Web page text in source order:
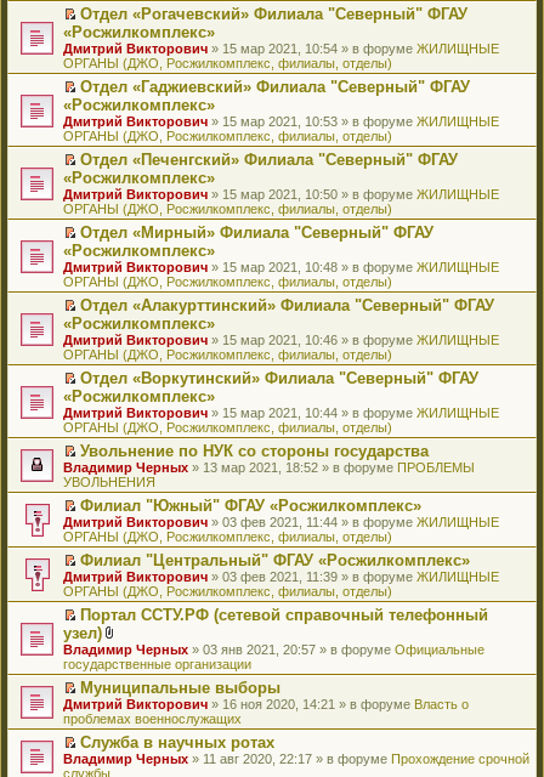
и
ю
о
б
щ
е
н
и
ю
о
м
у
с
о
о
б
щ
е
н
и
ю
и
т
а
н
н
о
м
у
с
о
о
б
щ
е
н
и
ю
е
п
р
о
ч
и
т
а
н
н
о
м
у
с
о
о
б
щ
е
н
и
ю
м
у
н
е
п
р
о
ч
и
т
а
н
н
о
м
у
с
о
о
б
щ
е
н
и
ю
е
р
о
м
у
н
п
р
о
ч
т
а
н
н
м
у
с
о
б
щ
е
н
ю
й
т
к
п
е
р
о
м
у
н
п
р
о
ч
т
а
н
н
м
у
с
о
б
щ
е
н
и
ю
П
р
е
й
т
к
п
е
р
о
м
у
н
п
р
о
ч
т
а
н
н
м
у
с
о
о
б
щ
е
н
и
ю
Отдел «Рогачевский» Филиала "Северный" ФГАУ
«Росжилкомплекс»
Дмитрий Викторович » 15 мар 2021, 10:54 » в форуме ЖИЛИЩНЫЕ
ОРГАНЫ (ДЖО, Росжилкомплекс, филиалы, отделы)
П
р
е
й
т
к
п
е
р
о
м
у
н
п
р
о
ч
т
а
н
н
о
м
у
с
о
о
б
щ
е
н
и
ю
Отдел «Гаджиевский» Филиала "Северный" ФГАУ
«Росжилкомплекс»
Дмитрий Викторович » 15 мар 2021, 10:53 » в форуме ЖИЛИЩНЫЕ
ОРГАНЫ (ДЖО, Росжилкомплекс, филиалы, отделы)
П
р
е
й
т
к
п
е
р
о
м
у
н
п
р
о
ч
и
т
а
н
н
о
м
у
с
о
о
б
щ
е
н
и
ю
Отдел «Печенгский» Филиала "Северный" ФГАУ
«Росжилкомплекс»
Дмитрий Викторович » 15 мар 2021, 10:50 » в форуме ЖИЛИЩНЫЕ
ОРГАНЫ (ДЖО, Росжилкомплекс, филиалы, отделы)
П
р
е
й
т
к
п
е
р
о
м
у
н
е
п
р
о
ч
и
т
а
н
н
о
м
у
с
о
о
б
щ
е
н
и
Отдел «Мирный» Филиала "Северный" ФГАУ
«Росжилкомплекс»
Дмитрий Викторович » 15 мар 2021, 10:48 » в форуме ЖИЛИЩНЫЕ
ОРГАНЫ (ДЖО, Росжилкомплекс, филиалы, отделы)
П
р
е
й
т
к
п
е
р
в
о
м
у
н
е
п
р
о
ч
и
т
а
н
н
о
м
у
с
о
о
Отдел «Алакурттинский» Филиала "Северный" ФГАУ
«Росжилкомплекс»
Дмитрий Викторович » 15 мар 2021, 10:46 » в форуме ЖИЛИЩНЫЕ
ОРГАНЫ (ДЖО, Росжилкомплекс, филиалы, отделы)
П
р
е
й
т
и
к
п
е
р
в
о
м
у
н
е
п
р
о
ч
и
т
а
н
н
о
Отдел «Воркутинский» Филиала "Северный" ФГАУ
«Росжилкомплекс»
Дмитрий Викторович » 15 мар 2021, 10:44 » в форуме ЖИЛИЩНЫЕ
ОРГАНЫ (ДЖО, Росжилкомплекс, филиалы, отделы)
П
е
р
е
й
т
и
к
п
е
р
в
о
м
у
н
е
п
р
о
ч
и
Увольнение по НУК со стороны государства
Владимир Черных » 13 мар 2021, 18:52 » в форуме ПРОБЛЕМЫ
УВОЛЬНЕНИЯ
П
е
р
е
й
т
и
к
п
е
р
в
о
м
у
н
е
п
Филиал "Южный" ФГАУ «Росжилкомплекс»
Дмитрий Викторович » 03 фев 2021, 11:44 » в форуме ЖИЛИЩНЫЕ
ОРГАНЫ (ДЖО, Росжилкомплекс, филиалы, отделы)
П
е
р
й
т
и
к
п
е
р
в
о
м
Филиал "Центральный" ФГАУ «Росжилкомплекс»
Дмитрий Викторович » 03 фев 2021, 11:39 » в форуме ЖИЛИЩНЫЕ
ОРГАНЫ (ДЖО, Росжилкомплекс, филиалы, отделы)
П
е
р
е
й
т
и
к
п
е
р
Портал ССТУ.РФ (сетевой справочный телефонный
узел)
В
л
о
ж
е
н
и
я
Владимир Черных » 03 янв 2021, 20:57 » в форуме Официальные
государственные организации
П
е
р
е
й
т
Муниципальные выборы
Дмитрий Викторович » 16 ноя 2020, 14:21 » в форуме Власть о
проблемах военнослужащих
П
е
Служба в научных ротах
Владимир Черных » 11 авг 2020, 22:17 » в форуме Прохождение срочной
службы